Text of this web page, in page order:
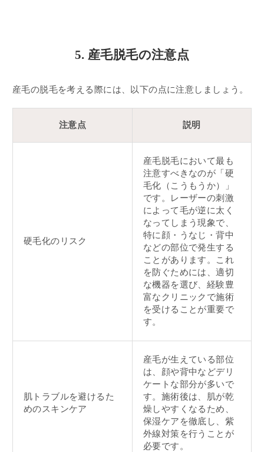
5. 産毛脱毛の注意点
産毛の脱毛を考える際には、以下の点に注意しましょう。
注意点 説明
硬毛化のリスク
産毛脱毛において最も
注意すべきなのが「硬
毛化（こうもうか）」
です。レーザーの刺激
によって毛が逆に太く
なってしまう現象で、
特に顔・うなじ・背中
などの部位で発生する
ことがあります。これ
を防ぐためには、適切
な機器を選び、経験豊
富なクリニックで施術
を受けることが重要で
す。
肌トラブルを避けるた
めのスキンケア
産毛が生えている部位
は、顔や背中などデリ
ケートな部分が多いで
す。施術後は、肌が乾
燥しやすくなるため、
保湿ケアを徹底し、紫
外線対策を行うことが
必要です。